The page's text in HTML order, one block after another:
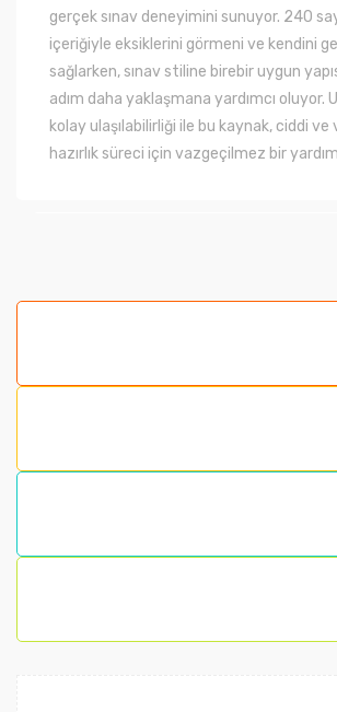
gerçek sınav deneyimini sunuyor. 240
içeriğiyle eksiklerini görmeni ve kendini
sağlarken, sınav stiline birebir uygun
adım daha yaklaşmana yardımcı oluyor.
kolay ulaşılabilirliği ile bu kaynak, ciddi ve
hazırlık süreci için vazgeçilmez bir
Bu ürüne benzer farklı alternatifler